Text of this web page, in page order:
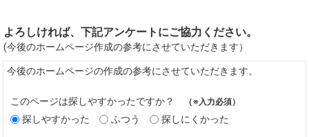
よろしければ、下記アンケートにご協力ください。
(今後のホームページ作成の参考にさせていただきます）
今後のホームページの作成の参考にさせていただきます。
このページは探しやすかったですか？ （※入力必須）
探しやすかった ふつう 探しにくかった